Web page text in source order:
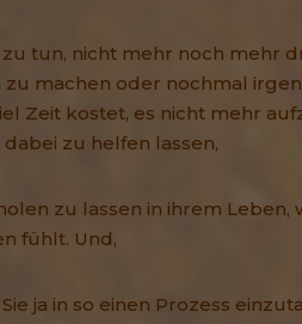
tun, nicht mehr noch mehr
machen oder nochmal
Zeit kostet, es nicht mehr
zu helfen lassen,
zu lassen in ihrem Leben,
fühlt. Und,
ja in so einen Prozess